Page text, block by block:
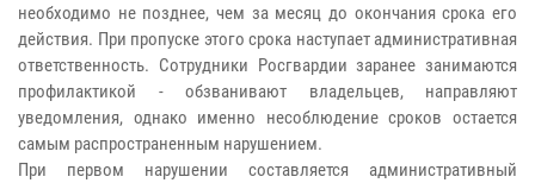
необходимо не позднее, чем за месяц до окончания срока его
действия. При пропуске этого срока наступает административная
ответственность. Сотрудники Росгвардии заранее занимаются
профилактикой - обзванивают владельцев, направляют
уведомления, однако именно несоблюдение сроков остается
самым распространенным нарушением.
При первом нарушении составляется административный